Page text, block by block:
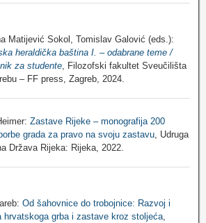
Matijević Sokol, Tomislav Galović (eds.):
heraldička baština I. – odabrane teme /
za studente, Filozofski fakultet Sveučilišta
– FF press, Zagreb, 2024.
Zastave Rijeke – monografija 200
grada za pravo na svoju zastavu, Udruga
Država Rijeka: Rijeka, 2022.
Od šahovnice do trobojnice: Razvoj i
hrvatskoga grba i zastave kroz stoljeća,